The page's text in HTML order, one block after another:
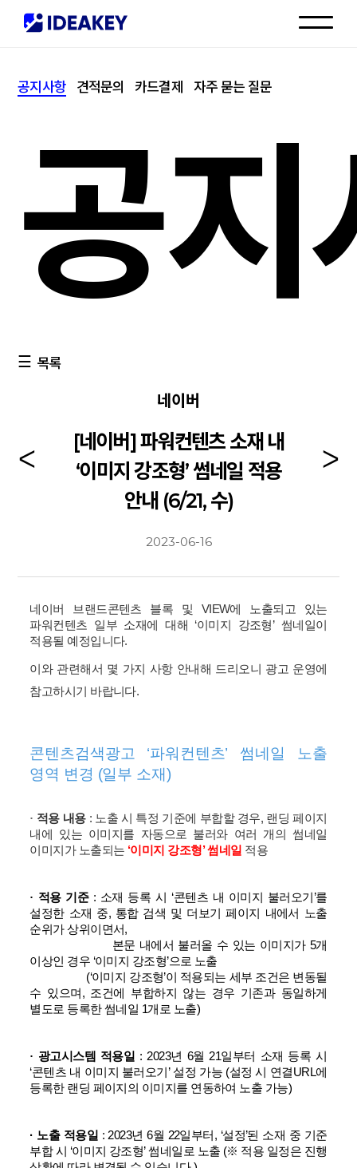
고객센터
공지사항 견적문의 카드결제 자주 묻는 질문
공
목록
네이버
[네이버] 파워컨텐츠 소재 내
‘이미지 강조형’ 썸네일 적용
안내 (6/21, 수)
2023-06-16
네이버 브랜드콘텐츠 블록 및 VIEW에 노출되고 있는
파워컨텐츠 일부 소재에 대해 ‘이미지 강조형’ 썸네일이
적용될 예정입니다.
이와 관련해서 몇 가지 사항 안내해 드리오니 광고 운영에
참고하시기 바랍니다.
콘텐츠검색광고 ‘파워컨텐츠’ 썸네일 노출
영역 변경 (일부 소재)
· 적용 내용: 노출 시 특정 기준에 부합할 경우, 랜딩 페이지
내에 있는 이미지를 자동으로 불러와 여러 개의 썸네일
이미지가 노출되는 ‘이미지 강조형’ 썸네일 적용
· 적용 기준: 소재 등록 시 ‘콘텐츠 내 이미지 불러오기’를
설정한 소재 중, 통합 검색 및 더보기 페이지 내에서 노출
순위가 상위이면서,
본문 내에서 불러올 수 있는 이미지가 5개
이상인 경우 ‘이미지 강조형’으로 노출
(‘이미지 강조형’이 적용되는 세부 조건은 변동될
수 있으며, 조건에 부합하지 않는 경우 기존과 동일하게
별도로 등록한 썸네일 1개로 노출)
· 광고시스템 적용일 : 2023년 6월 21일부터 소재 등록 시
‘콘텐츠 내 이미지 불러오기’ 설정 가능 (설정 시 연결URL에
등록한 랜딩 페이지의 이미지를 연동하여 노출 가능)
· 노출 적용일 : 2023년 6월 22일부터, ‘설정’된 소재 중 기준
부합 시 ‘이미지 강조형’ 썸네일로 노출 (※ 적용 일정은 진행